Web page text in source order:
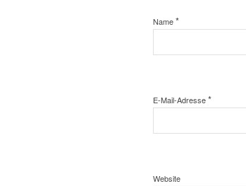
Name*
E-Mail-Adresse*
Website